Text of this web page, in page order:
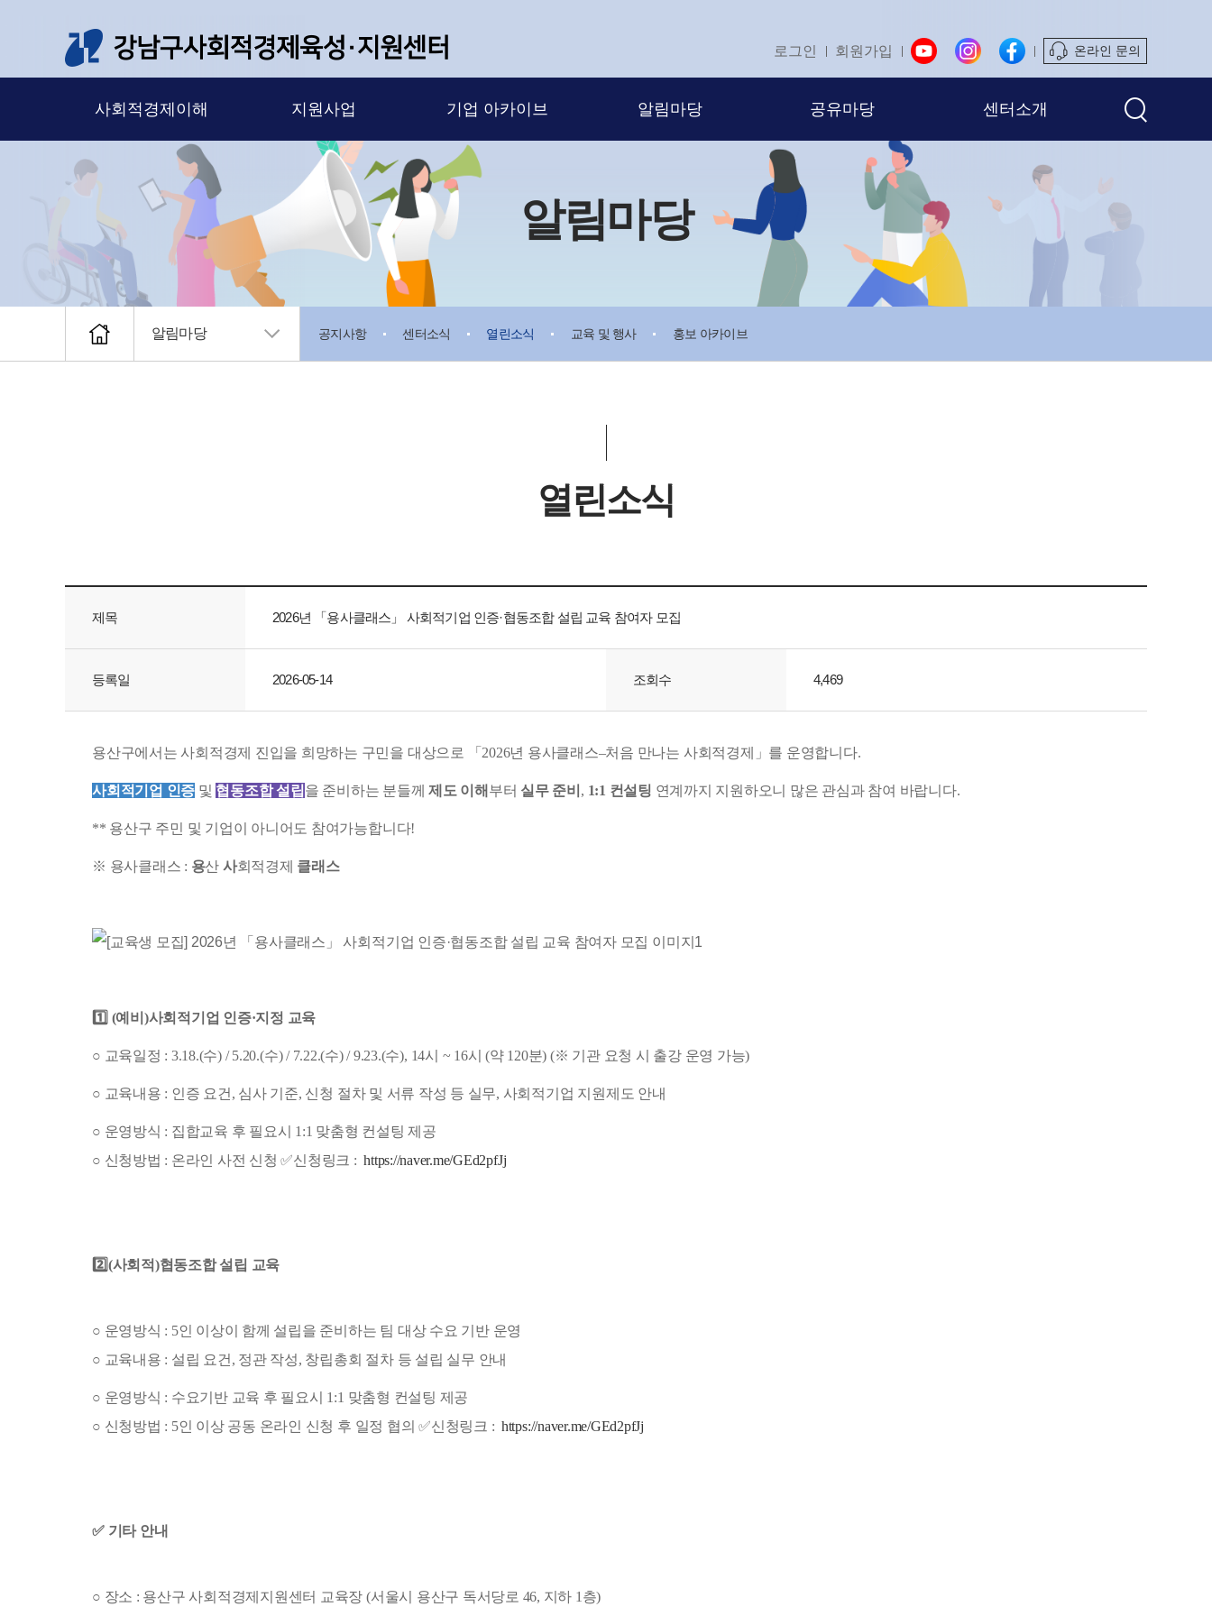
로그인 회원가입 온라인 문의
사회적경제이해 지원사업 기업 아카이브 알림마당 공유마당 센터소개
알림마당
알림마당 공지사항 센터소식 열린소식 교육 및 행사 홍보 아카이브
열린소식
제목 2026년 「용사클래스」 사회적기업 인증·협동조합 설립 교육 참여자 모집
등록일 2026-05-14 조회수 4,469
용산구에서는 사회적경제 진입을 희망하는 구민을 대상으로 「2026년 용사클래스–처음 만나는 사회적경제」를 운영합니다.
사회적기업 인증 및 협동조합 설립 을 준비하는 분들께제도 이해 부터 실무 준비 , 1:1 컨설팅 연계까지 지원하오니 많은 관심과 참여 바랍니다.
** 용산구 주민 및 기업이 아니어도 참여가능합니다!
※ 용사클래스 : 용산 사회적경제 클래스
1️⃣ (예비)사회적기업 인증·지정 교육
○ 교육일정 : 3.18.(수) / 5.20.(수) / 7.22.(수) / 9.23.(수), 14시 ~ 16시 (약 120분) (※ 기관 요청 시 출강 운영 가능)
○ 교육내용 : 인증 요건, 심사 기준, 신청 절차 및 서류 작성 등 실무, 사회적기업 지원제도 안내
○ 운영방식 : 집합교육 후 필요시 1:1 맞춤형 컨설팅 제공
○ 신청방법 : 온라인 사전 신청 ✅신청링크 : https://naver.me/GEd2pfJj
2️⃣ (사회적)협동조합 설립 교육
○ 운영방식 : 5인 이상이 함께 설립을 준비하는 팀 대상 수요 기반 운영
○ 교육내용 : 설립 요건, 정관 작성, 창립총회 절차 등 설립 실무 안내
○ 운영방식 : 수요기반 교육 후 필요시 1:1 맞춤형 컨설팅 제공
○ 신청방법 : 5인 이상 공동 온라인 신청 후 일정 협의✅신청링크 : https://naver.me/GEd2pfJj
✅ 기타 안내
○ 장소 : 용산구 사회적경제지원센터 교육장 (서울시 용산구 독서당로 46, 지하 1층)